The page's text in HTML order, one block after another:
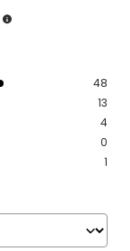
48
13
4
0
1